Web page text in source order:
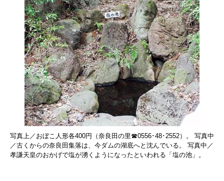
写真上／おぼこ人形各400円（奈良田の里☎0556･48･2552）。 写真中
／古くからの奈良田集落は、今ダムの湖底へと沈んでいる。 写真中／
孝謙天皇のおかげで塩が湧くようになったといわれる「塩の池」。